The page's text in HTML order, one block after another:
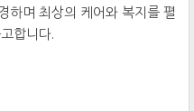
하며 최상의 케어와 복지를 펼
합니다.